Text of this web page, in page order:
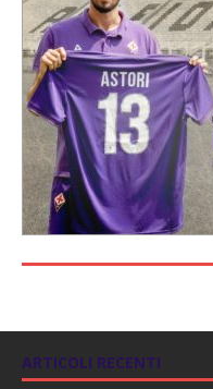
ARTICOLI RECENTI